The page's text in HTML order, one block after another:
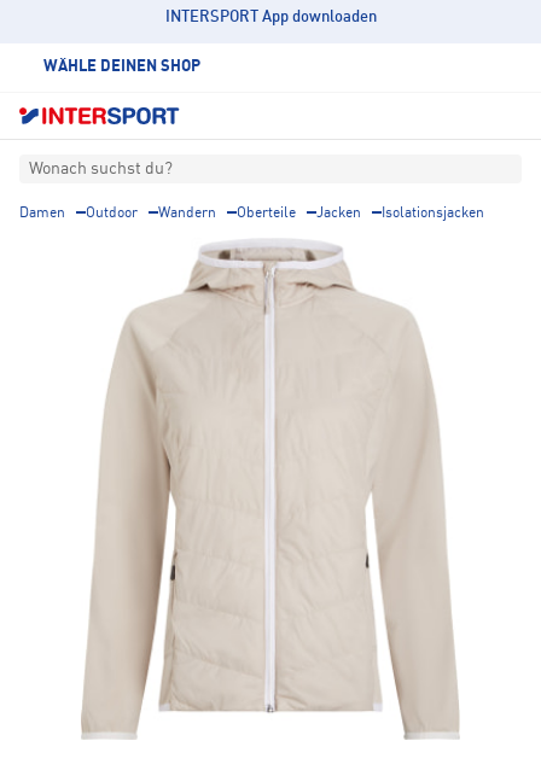
INTERSPORT App downloaden
WÄHLE DEINEN SHOP
Wonach suchst du?
Damen Outdoor Wandern Oberteile Jacken Isolationsjacken